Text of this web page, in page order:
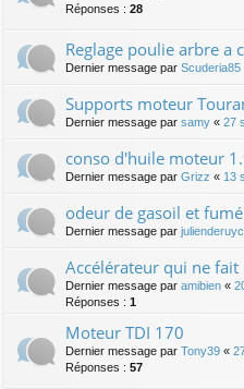
Réponses : 28
Reglage poulie arbre a
Dernier message par Scuderia85
Supports moteur
Dernier message par samy « 27
conso d'huile moteur
Dernier message par Grizz « 13
odeur de gasoil et
Dernier message par
Accélérateur qui ne fait
Dernier message par amibien «
Réponses : 1
Moteur TDI 170
Dernier message par Tony39 «
Réponses : 57